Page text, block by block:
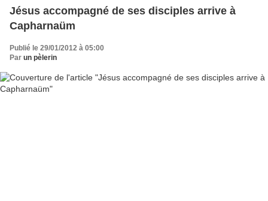
Jésus accompagné de ses disciples arrive à
Capharnaüm
Publié le 29/01/2012 à 05:00
Par un pèlerin